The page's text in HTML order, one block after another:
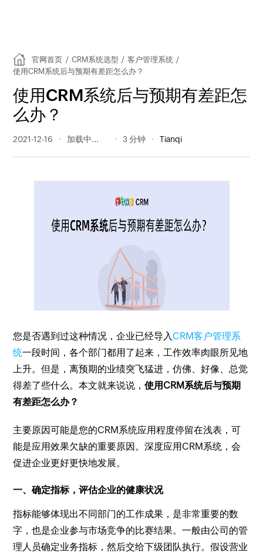
官网首页 / CRM系统选型 / 客户管理系统 /
使用CRM系统后与预期有差距怎么办？
使用CRM系统后与预期有差距怎
么办？
2021-12-16 266 阅读量 3 分钟 Tianqi
您是否遇到过这种情况，企业已经导入CRM客户管理系
统一段时间，各个部门都用了起来，工作效率肉眼所见地
上升。但是，离预期的业绩突飞猛进，仿佛、好像、总觉
得差了些什么。本文就来说说，使用CRM系统后与预期
有差距怎么办？
主要原因可能是您的CRM系统应用程度停留在浅表，可
能是应用效果欠缺的重要原因。深度应用CRM系统，会
促进企业更好更快地发展。
一、确定指标，评估企业的健康状况
指标能够体现出不同部门的工作成果，是非常重要的数
字，也是企业参与市场竞争的比赛结果。一般由公司的管
理人员确定业务指标，然后交给下级团队执行。假设营业